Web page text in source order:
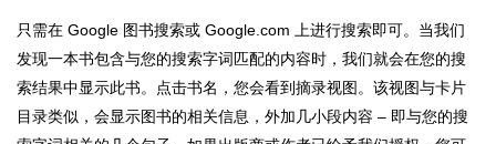
只需在 Google 图书搜索或 Google.com 上进行搜索即可。当我们
发现一本书包含与您的搜索字词匹配的内容时，我们就会在您的搜
索结果中显示此书。点击书名，您会看到摘录视图。该视图与卡片
目录类似，会显示图书的相关信息，外加几小段内容 – 即与您的搜